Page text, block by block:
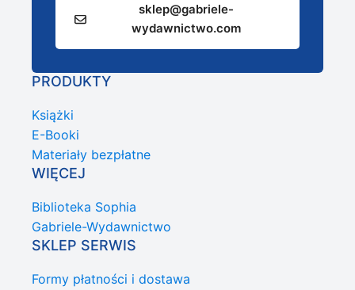
sklep@gabriele-
wydawnictwo.com
PRODUKTY
Książki
E-Booki
Materiały bezpłatne
WIĘCEJ
Biblioteka Sophia
Gabriele-Wydawnictwo
SKLEP SERWIS
Formy płatności i dostawa